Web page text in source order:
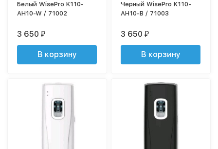
Белый WisePro K110-
AH10-W / 71002
3 650₽
В корзину
Черный WisePro K110-
AH10-B / 71003
3 650₽
В корзину